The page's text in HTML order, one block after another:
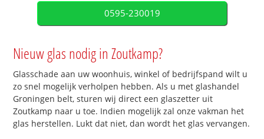
0595-230019
Nieuw glas nodig in Zoutkamp?
Glasschade aan uw woonhuis, winkel of bedrijfspand wilt u
zo snel mogelijk verholpen hebben. Als u met glashandel
Groningen belt, sturen wij direct een glaszetter uit
Zoutkamp naar u toe. Indien mogelijk zal onze vakman het
glas herstellen. Lukt dat niet, dan wordt het glas vervangen.